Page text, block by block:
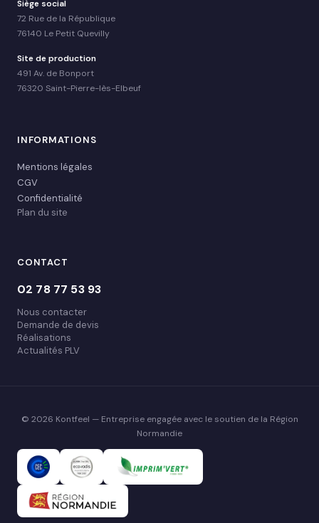
Siège social
72 Rue de la République
76140 Le Petit Quevilly
Site de production
491 Av. de Bonport
76320 Saint-Pierre-lès-Elbeuf
INFORMATIONS
Mentions légales
CGV
Confidentialité
Plan du site
CONTACT
02 78 77 53 93
Nous contacter
Demande de devis
Réalisations
Actualités PLV
© 2026 Kontfeel — Entreprise engagée avec le soutien de la Région
Normandie